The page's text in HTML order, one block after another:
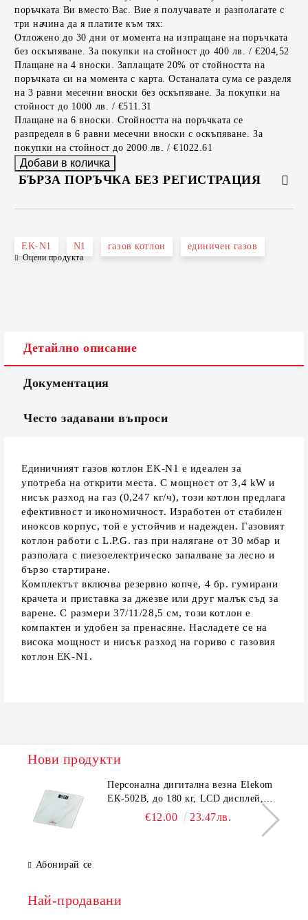
поръчката Ви вместо Вас. Вие я получавате и разполагате с
три начина да я платите към тях:
Отложено до 30 дни от момента на изпращане на поръчката
без оскъпяване. За покупки на стойност до 400 лв. / €204,52
Плащане на 4 вноски. Заплащате 20% от стойността на
поръчката си на момента с карта. Останалата сума се разделя
на 3 равни месечни вноски без оскъпяване. За покупки на
стойност до 1000 лв. / €511.31
Плащане на 6 вноски. Стойността на поръчката се
разпределя в 6 равни месечни вноски с оскъпяване. За
покупки на стойност до 2000 лв. / €1022.61
БЪРЗА ПОРЪЧКА БЕЗ РЕГИСТРАЦИЯ
EK-N1 N1 газов котлон единичен газов
Оцени продукта
Детайлно описание
Документация
Често задавани въпроси
Единичният газов котлон EK-N1 е идеален за
употреба на открити места. С мощност от 3,4 kW и
нисък разход на газ (0,247 кг/ч), този котлон предлага
ефективност и икономичност. Изработен от стабилен
иноксов корпус, той е устойчив и надежден. Газовият
котлон работи с L.P.G. газ при налягане от 30 мбар и
разполага с пиезоелектрическо запалване за лесно и
бързо стартиране.
Комплектът включва резервно копче, 4 бр. гумирани
крачета и приставка за джезве или друг малък съд за
варене. С размери 37/11/28,5 см, този котлон е
компактен и удобен за пренасяне. Насладете се на
висока мощност и нисък разход на гориво с газовия
котлон EK-N1.
Нови продукти
Персонална дигитална везна Elekom
ЕК-502B, до 180 кг, LCD дисплей,
Темперирано стъкло - 6.0 мм,
€12.00 23.47лв.
Абонирай се
Най-продавани